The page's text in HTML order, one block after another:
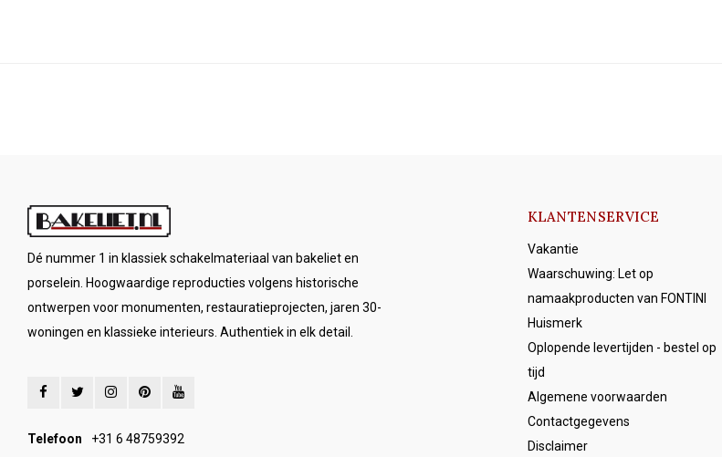
Dé nummer 1 in klassiek schakelmateriaal van bakeliet en
porselein. Hoogwaardige reproducties volgens historische
ontwerpen voor monumenten, restauratieprojecten, jaren 30-
woningen en klassieke interieurs. Authentiek in elk detail.
Telefoon
+31 6 48759392
KLANTENSERVICE
Vakantie
Waarschuwing: Let op
namaakproducten van FONTINI
Huismerk
Oplopende levertijden - bestel op
tijd
Algemene voorwaarden
Contactgegevens
Disclaimer